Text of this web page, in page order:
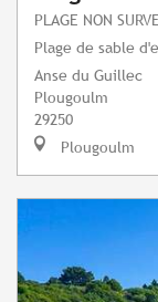
PLAGE NON
Plage de sable
Anse du Guillec
Plougoulm
29250
Plougoulm